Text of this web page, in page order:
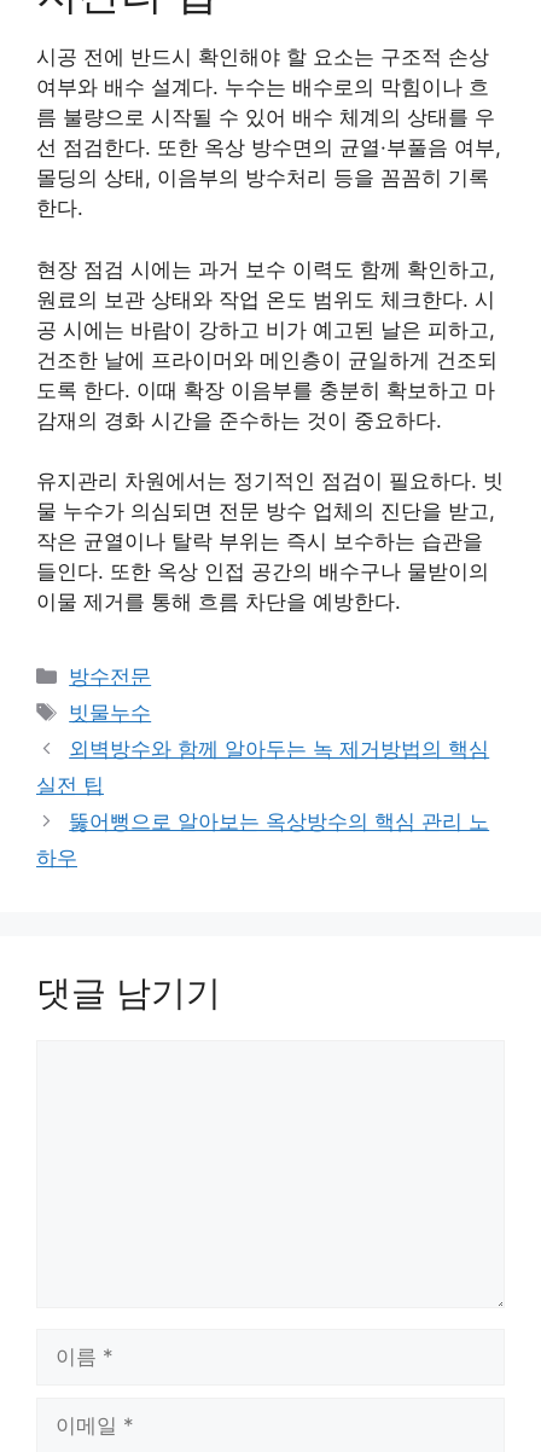
시공 전에 반드시 확인해야 할 요소는 구조적 손상
여부와 배수 설계다. 누수는 배수로의 막힘이나 흐
름 불량으로 시작될 수 있어 배수 체계의 상태를 우
선 점검한다. 또한 옥상 방수면의 균열·부풀음 여부,
몰딩의 상태, 이음부의 방수처리 등을 꼼꼼히 기록
한다.
현장 점검 시에는 과거 보수 이력도 함께 확인하고,
원료의 보관 상태와 작업 온도 범위도 체크한다. 시
공 시에는 바람이 강하고 비가 예고된 날은 피하고,
건조한 날에 프라이머와 메인층이 균일하게 건조되
도록 한다. 이때 확장 이음부를 충분히 확보하고 마
감재의 경화 시간을 준수하는 것이 중요하다.
유지관리 차원에서는 정기적인 점검이 필요하다. 빗
물 누수가 의심되면 전문 방수 업체의 진단을 받고,
작은 균열이나 탈락 부위는 즉시 보수하는 습관을
들인다. 또한 옥상 인접 공간의 배수구나 물받이의
이물 제거를 통해 흐름 차단을 예방한다.
카
테
리
방수전문
태
그
빗물누수
외벽방수와 함께 알아두는 녹 제거방법의 핵심
실전 팁
뚫어뻥으로 알아보는 옥상방수의 핵심 관리 노
하우
댓글 남기기